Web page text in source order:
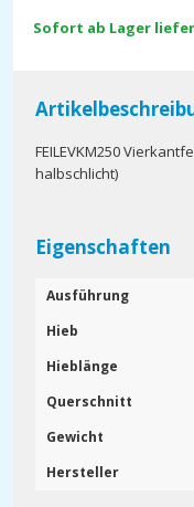
Sofort ab Lager
FEILEVKM250
halbschlicht)
Eigenschaften
Ausführung
Hieb
Hieblänge
Querschnitt
Gewicht
Hersteller